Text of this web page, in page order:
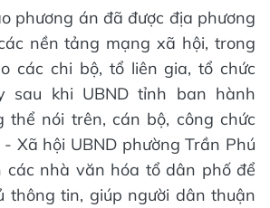
phương án đã được địa phương
nền tảng mạng xã hội, trong
các chi bộ, tổ liên gia, tổ chức
sau khi UBND tỉnh ban hành
thể nói trên, cán bộ, công chức
Xã hội UBND phường Trần Phú
các nhà văn hóa tổ dân phố để
thông tin, giúp người dân thuận